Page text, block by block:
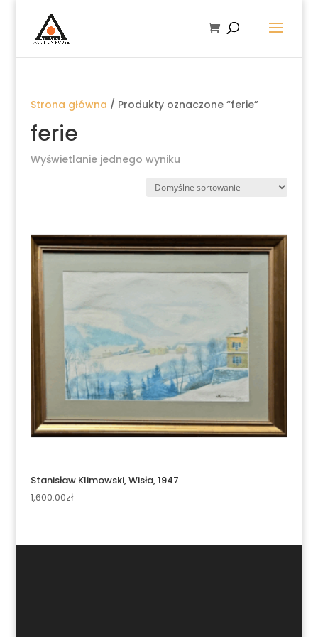
Strona główna / Produkty oznaczone “ferie”
ferie
Wyświetlanie jednego wyniku
Stanisław Klimowski, Wisła, 1947
1,600.00zł